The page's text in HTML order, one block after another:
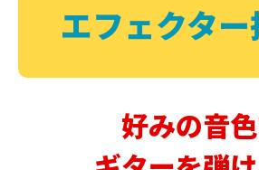
エフェクター
好みの音